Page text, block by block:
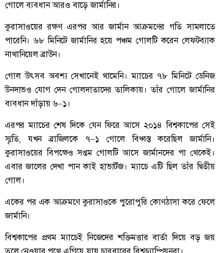
গোলে ব্যবধান আরও বাড়ে জার্মানির।
কুরাসাওয়ের রক্ষণ এরপর আর জার্মান আক্রমণের গতি সামলাতে
পারেনি। ৬৮ মিনিটে জার্মানির হয়ে পঞ্চম গোলটি করেন লেফটব্যাক
নাথানিয়েল ব্রাউন।
গোল উৎসব অবশ্য সেখানেই থামেনি। ম্যাচের ৭৮ মিনিটে ডেনিজ
উনদাভও যোগ দেন গোলদাতাদের তালিকায়। তাঁর গোলে জার্মানির
ব্যবধান দাঁড়ায় ৬–১।
এরপর ম্যাচের শেষ দিকে যেন ফিরে আসে ২০১৪ বিশ্বকাপের সেই
স্মৃতি, যখন ব্রাজিলকে ৭–১ গোলে বিধ্বস্ত করেছিল জার্মানি।
কুরাসাওয়ের বিপক্ষেও সপ্তম গোলটি আসে জার্মানদের পা থেকেই।
এবার জালের দেখা পান কাই হাভার্টজ। ম্যাচে এটি ছিল তাঁর দ্বিতীয়
গোল।
একের পর এক আক্রমণে কুরাসাওকে পুরোপুরি কোণঠাসা করে ফেলে
জার্মানি।
বিশ্বকাপের প্রথম ম্যাচেই নিজেদের শক্তিমত্তার বার্তা দিয়ে বড় জয়